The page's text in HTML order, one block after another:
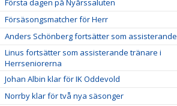
Försäsongsmatcher för Herr
Anders Schönberg fortsätter som assisterande
Linus fortsätter som assisterande tränare i
Herrseniorerna
Johan Albin klar för IK Oddevold
Norrby klar för två nya säsonger